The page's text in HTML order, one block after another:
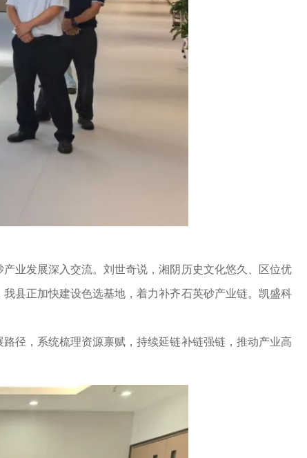
业发展深入交流。刘世奇说，湘阴历史文化悠久、区位优
县正加快建设色选基地，着力补齐石英砂产业链。凯盛科
径，系统梳理资源禀赋，持续延链补链强链，推动产业高